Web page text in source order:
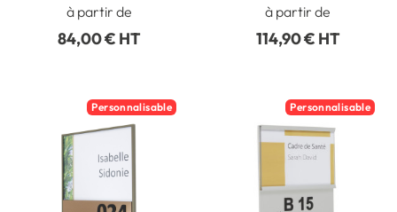
Gamme Slide
à partir de
84,00 € HT
Gamme Slide
à partir de
114,90 € HT
Personnalisable Personnalisable